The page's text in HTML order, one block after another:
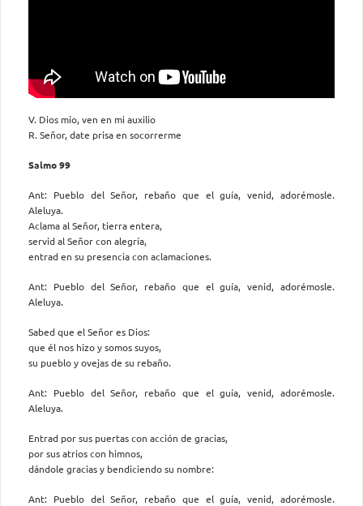
V. Dios mío, ven en mi auxilio
R. Señor, date prisa en socorrerme
Salmo 99
Ant: Pueblo del Señor, rebaño que el guía, venid, adorémosle.
Aleluya.
Aclama al Señor, tierra entera,
servid al Señor con alegría,
entrad en su presencia con aclamaciones.
Ant: Pueblo del Señor, rebaño que el guía, venid, adorémosle.
Aleluya.
Sabed que el Señor es Dios:
que él nos hizo y somos suyos,
su pueblo y ovejas de su rebaño.
Ant: Pueblo del Señor, rebaño que el guía, venid, adorémosle.
Aleluya.
Entrad por sus puertas con acción de gracias,
por sus atrios con himnos,
dándole gracias y bendiciendo su nombre:
Ant: Pueblo del Señor, rebaño que el guía, venid, adorémosle.